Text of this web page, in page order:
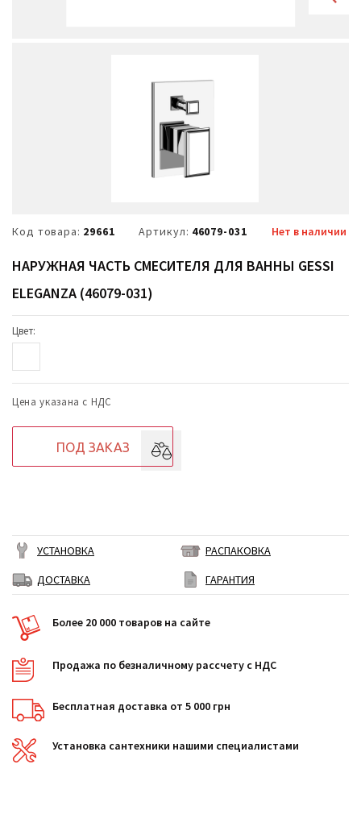
Код товара: 29661 Артикул: 46079-031 Нет в наличии
НАРУЖНАЯ ЧАСТЬ СМЕСИТЕЛЯ ДЛЯ ВАННЫ GESSI
ELEGANZA (46079-031)
Цвет:
Цена указана с НДС
ПОД ЗАКАЗ
УСТАНОВКА
РАСПАКОВКА
ДОСТАВКА
ГАРАНТИЯ
Более 20 000 товаров на сайте
Продажа по безналичному рассчету с НДС
Бесплатная доставка от 5 000 грн
Установка сантехники нашими специалистами